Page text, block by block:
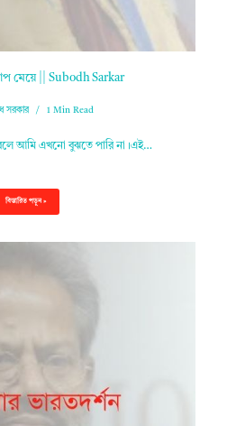
মেয়ে || Subodh Sarkar
সরকার 1 Min Read
আমি এখনো বুঝতে পারি না।এই…
বিস্তারিত পড়ুন »